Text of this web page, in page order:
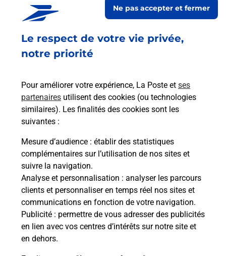
Le respect de votre vie privée,
notre priorité
Pour améliorer votre expérience, La Poste et ses
partenaires utilisent des cookies (ou technologies
similaires). Les finalités des cookies sont les
suivantes :
Mesure d’audience : établir des statistiques
complémentaires sur l’utilisation de nos sites et
suivre la navigation.
Analyse et personnalisation : analyser les parcours
clients et personnaliser en temps réel nos sites et
communications en fonction de votre navigation.
Publicité : permettre de vous adresser des publicités
en lien avec vos centres d’intérêts sur notre site et
en dehors.
Ne pas accepter et fermer
jusqu'à 10h00
20 RUE FREDERIC PASSY
06000 NICE
Malin !
La Poste
en ligne
Ouvert 24h/24
En savoir plus